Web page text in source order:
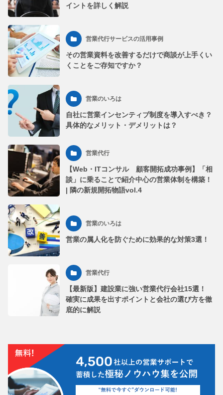
イントを詳しく解説
営業代行サービスの活用事例
その営業資料を改善するだけで商談が上手くい
くことをご存知ですか？
営業のいろは
自社に営業インセンティブ制度を導入すべき？
具体的なメリット・デメリットは？
営業代行
【Web・ITコンサル 顧客開拓成功事例】「相
談」に乗ることで紹介中心の営業体制を構築！
| 隣の新規開拓物語vol.4
営業のいろは
営業の属人化を防ぐために効果的な対策3選！
営業代行
【最新版】建設業に強い営業代行会社15選！
確実に成果を出すポイントと会社の選び方を徹
底的に解説